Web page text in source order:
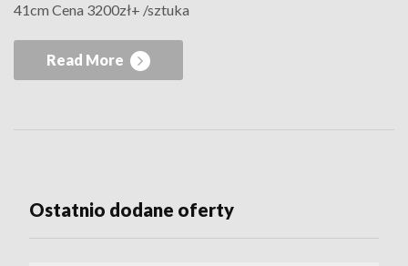
41cm Cena 3200zł+ /sztuka
Read More
Ostatnio dodane oferty